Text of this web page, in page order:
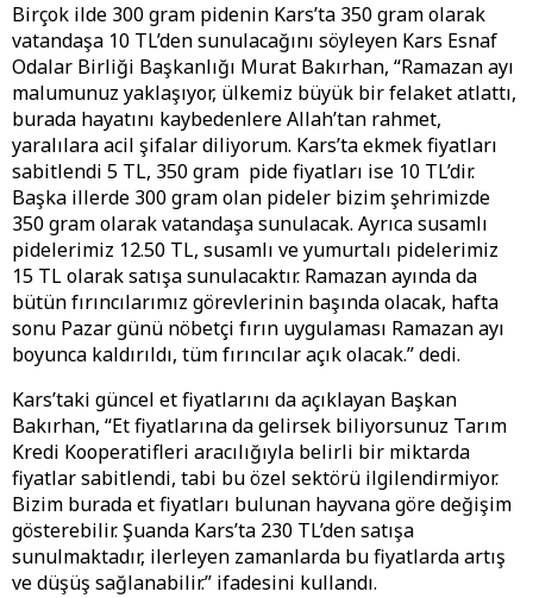
Birçok ilde 300 gram pidenin Kars’ta 350 gram olarak
vatandaşa 10 TL’den sunulacağını söyleyen Kars Esnaf
Odalar Birliği Başkanlığı Murat Bakırhan, “Ramazan ayı
malumunuz yaklaşıyor, ülkemiz büyük bir felaket atlattı,
burada hayatını kaybedenlere Allah’tan rahmet,
yaralılara acil şifalar diliyorum. Kars’ta ekmek fiyatları
sabitlendi 5 TL, 350 gram pide fiyatları ise 10 TL’dir.
Başka illerde 300 gram olan pideler bizim şehrimizde
350 gram olarak vatandaşa sunulacak. Ayrıca susamlı
pidelerimiz 12.50 TL, susamlı ve yumurtalı pidelerimiz
15 TL olarak satışa sunulacaktır. Ramazan ayında da
bütün fırıncılarımız görevlerinin başında olacak, hafta
sonu Pazar günü nöbetçi fırın uygulaması Ramazan ayı
boyunca kaldırıldı, tüm fırıncılar açık olacak.” dedi.
Kars’taki güncel et fiyatlarını da açıklayan Başkan
Bakırhan, “Et fiyatlarına da gelirsek biliyorsunuz Tarım
Kredi Kooperatifleri aracılığıyla belirli bir miktarda
fiyatlar sabitlendi, tabi bu özel sektörü ilgilendirmiyor.
Bizim burada et fiyatları bulunan hayvana göre değişim
gösterebilir. Şuanda Kars’ta 230 TL’den satışa
sunulmaktadır, ilerleyen zamanlarda bu fiyatlarda artış
ve düşüş sağlanabilir.” ifadesini kullandı.